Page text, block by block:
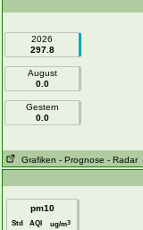
2026
297.8
August
0.0
Gestern
0.0
Grafiken - Prognose - Radar
pm10
Std AQI ug/m3